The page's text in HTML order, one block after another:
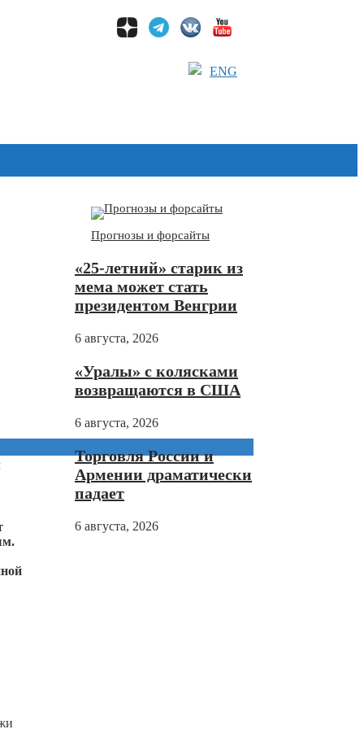
ENG
Прогнозы и форсайты
«25-летний» старик из
мема может стать
президентом Венгрии
6 августа, 2026
«Уралы» с колясками
возвращаются в США
6 августа, 2026
Торговля России и
Армении драматически
падает
6 августа, 2026